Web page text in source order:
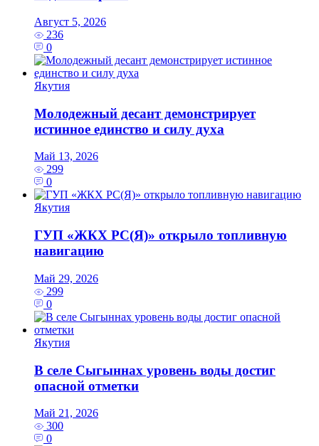
Август 5, 2026
236
0
Якутия
Молодежный десант демонстрирует
истинное единство и силу духа
Май 13, 2026
299
0
Якутия
ГУП «ЖКХ РС(Я)» открыло топливную
навигацию
Май 29, 2026
299
0
Якутия
В селе Сыгыннах уровень воды достиг
опасной отметки
Май 21, 2026
300
0